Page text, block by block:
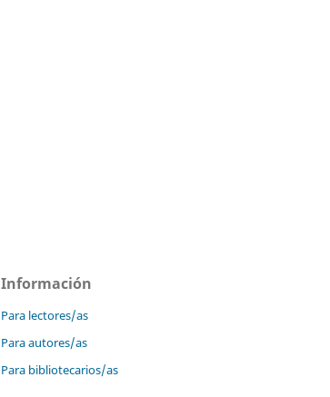
Información
Para lectores/as
Para autores/as
Para bibliotecarios/as